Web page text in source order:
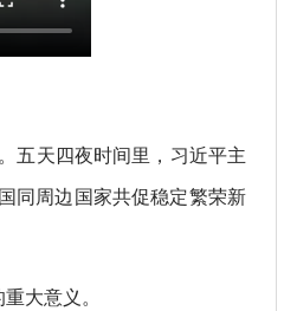
五天四夜时间里，习近平主
同周边国家共促稳定繁荣新
大意义。